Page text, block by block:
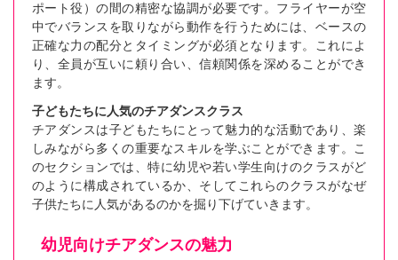
ポート役）の間の精密な協調が必要です。フライヤーが空
中でバランスを取りながら動作を行うためには、ベースの
正確な力の配分とタイミングが必須となります。これによ
り、全員が互いに頼り合い、信頼関係を深めることができ
ます。
子どもたちに人気のチアダンスクラス
チアダンスは子どもたちにとって魅力的な活動であり、楽
しみながら多くの重要なスキルを学ぶことができます。こ
のセクションでは、特に幼児や若い学生向けのクラスがど
のように構成されているか、そしてこれらのクラスがなぜ
子供たちに人気があるのかを掘り下げていきます。
幼児向けチアダンスの魅力